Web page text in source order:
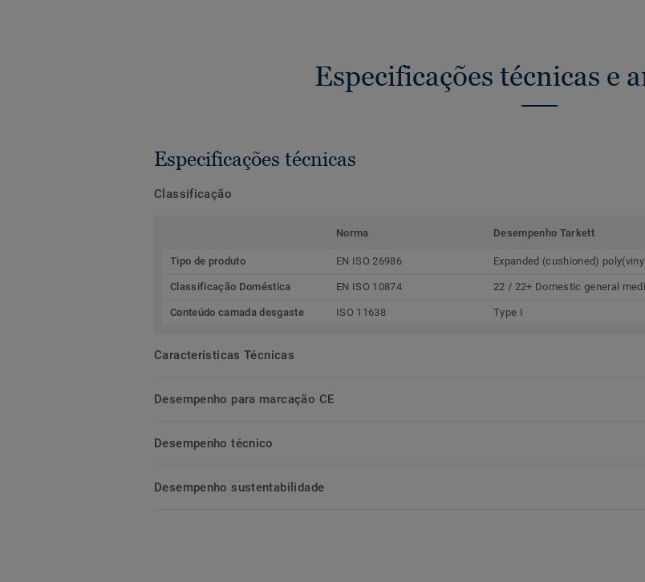
Especificações técnicas e
Especificações técnicas
Classificação
Norma Desempenho Tarkett
Tipo de produto EN ISO 26986 Expanded (cushioned)
Classificação Doméstica EN ISO 10874 22 / 22+ Domestic general
Conteúdo camada desgaste ISO 11638 Type I
Características Técnicas
Desempenho para marcação CE
Desempenho técnico
Desempenho sustentabilidade